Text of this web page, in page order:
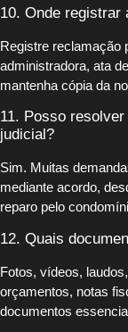
10. Onde registrar
Registre reclamação
administradora, ata
mantenha cópia da
11. Posso
judicial?
Sim. Muitas
mediante acordo,
reparo pelo
12. Quais
Fotos, vídeos,
orçamentos, notas
documentos